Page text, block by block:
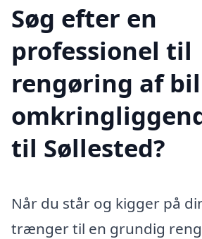
Søg efter en
professionel til
rengøring af
til Søllested?
Når du står og kigger på
trænger til en grundig